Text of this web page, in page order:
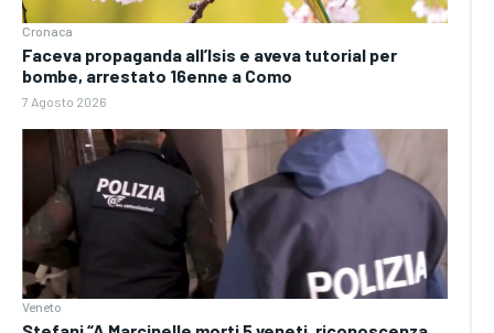
Cronaca
Faceva propaganda all’Isis e aveva tutorial per
bombe, arrestato 16enne a Como
7 Agosto 2026
Veneto